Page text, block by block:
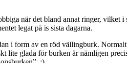
när det bland annat ringer,
legat på is sista dagarna.
i form av en röd vällingburk.
lite glada för burken är nämligen